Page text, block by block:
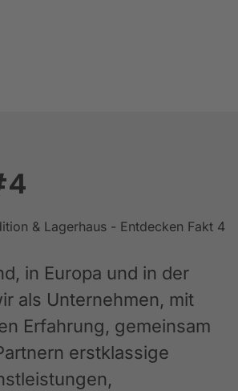
in Europa und in der
als Unternehmen, mit
Erfahrung, gemeinsam
erstklassige